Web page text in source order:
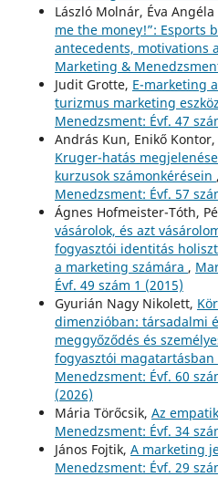
László Molnár, Éva
me the money!”: Esports
antecedents, motivations
Marketing &
Judit Grotte, E-marketing
turizmus marketing
Menedzsment: Évf. 47
András Kun, Enikő
Kruger-hatás
kurzusok számonkérésein ,
Menedzsment: Évf. 57
Ágnes Hofmeister-Tóth,
vásárolok, és azt
fogyasztói identitás
a marketing számára ,
Évf. 49 szám 1 (2015)
Gyurián Nagy Nikolett,
dimenzióban: társadalmi
meggyőződés és
fogyasztói magatartásban
Menedzsment: Évf. 60
(2026)
Mária Törőcsik, Az
Menedzsment: Évf. 34
János Fojtik, A marketing
Menedzsment: Évf. 29